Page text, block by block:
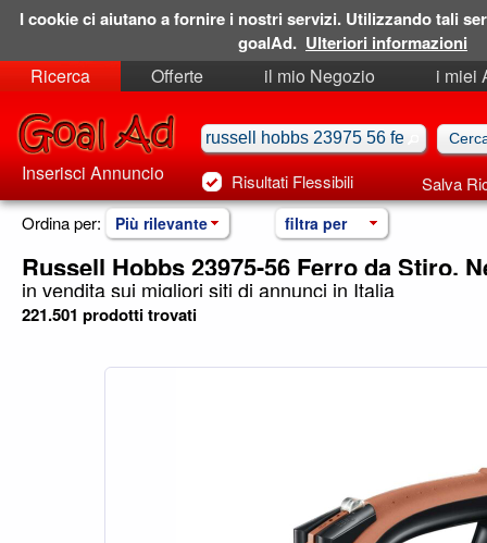
Ricerca Offerte il mio Negozio
i miei
Risultati Flessibili Salva
Inserisci Annuncio
Ordina per: Più rilevante filtra per
Russell Hobbs 23975-56 Ferro da Stiro,
in vendita sui migliori siti di annunci in Italia
221.501 prodotti trovati
I cookie ci aiutano a fornire i nostri servizi. Utilizzando tali
goalAd. Ulteriori informazioni